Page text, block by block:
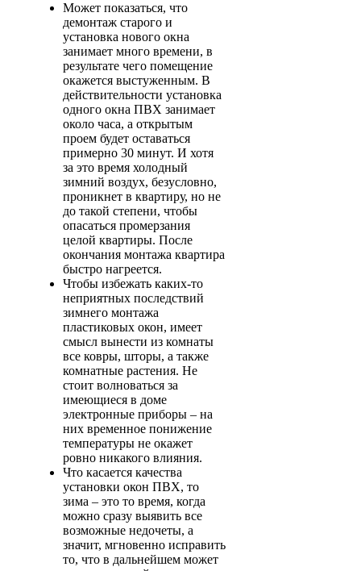
Может показаться, что
демонтаж старого и
установка нового окна
занимает много времени, в
результате чего помещение
окажется выстуженным. В
действительности установка
одного окна ПВХ занимает
около часа, а открытым
проем будет оставаться
примерно 30 минут. И хотя
за это время холодный
зимний воздух, безусловно,
проникнет в квартиру, но не
до такой степени, чтобы
опасаться промерзания
целой квартиры. После
окончания монтажа квартира
быстро нагреется.
Чтобы избежать каких-то
неприятных последствий
зимнего монтажа
пластиковых окон, имеет
смысл вынести из комнаты
все ковры, шторы, а также
комнатные растения. Не
стоит волноваться за
имеющиеся в доме
электронные приборы – на
них временное понижение
температуры не окажет
ровно никакого влияния.
Что касается качества
установки окон ПВХ, то
зима – это то время, когда
можно сразу выявить все
возможные недочеты, а
значит, мгновенно исправить
то, что в дальнейшем может